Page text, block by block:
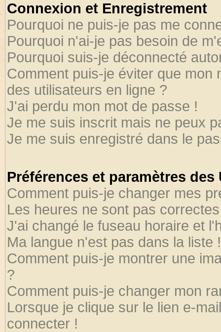
Connexion et Enregistrement
Pourquoi ne puis-je pas me
Pourquoi n'ai-je pas besoin de
Pourquoi suis-je déconnecté
Comment puis-je éviter que mon
des utilisateurs en ligne ?
J'ai perdu mon mot de passe !
Je me suis inscrit mais ne peux
Je me suis enregistré dans le
Préférences et paramètres
Comment puis-je changer mes
Les heures ne sont pas
J'ai changé le fuseau horaire et
Ma langue n'est pas dans la liste !
Comment puis-je montrer une
?
Comment puis-je changer mon
Lorsque je clique sur le lien e-
connecter !